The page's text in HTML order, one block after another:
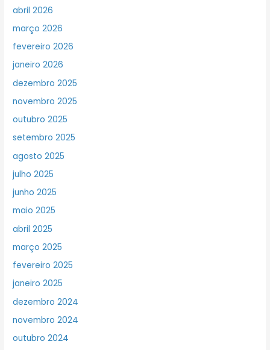
abril 2026
março 2026
fevereiro 2026
janeiro 2026
dezembro 2025
novembro 2025
outubro 2025
setembro 2025
agosto 2025
julho 2025
junho 2025
maio 2025
abril 2025
março 2025
fevereiro 2025
janeiro 2025
dezembro 2024
novembro 2024
outubro 2024